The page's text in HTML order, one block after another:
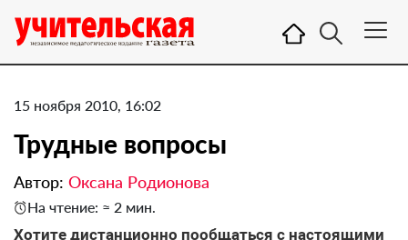
15 ноября 2010, 16:02
Трудные вопросы
Автор: Оксана Родионова
На чтение: ≈ 2 мин.
Хотите дистанционно пообщаться с настоящими